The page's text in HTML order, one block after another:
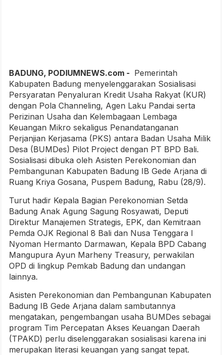
BADUNG, PODIUMNEWS.com - Pemerintah
Kabupaten Badung menyelenggarakan Sosialisasi
Persyaratan Penyaluran Kredit Usaha Rakyat (KUR)
dengan Pola Channeling, Agen Laku Pandai serta
Perizinan Usaha dan Kelembagaan Lembaga
Keuangan Mikro sekaligus Penandatanganan
Perjanjian Kerjasama (PKS) antara Badan Usaha Milik
Desa (BUMDes) Pilot Project dengan PT BPD Bali.
Sosialisasi dibuka oleh Asisten Perekonomian dan
Pembangunan Kabupaten Badung IB Gede Arjana di
Ruang Kriya Gosana, Puspem Badung, Rabu (28/9).
Turut hadir Kepala Bagian Perekonomian Setda
Badung Anak Agung Sagung Rosyawati, Deputi
Direktur Manajemen Strategis, EPK, dan Kemitraan
Pemda OJK Regional 8 Bali dan Nusa Tenggara I
Nyoman Hermanto Darmawan, Kepala BPD Cabang
Mangupura Ayun Marheny Treasury, perwakilan
OPD di lingkup Pemkab Badung dan undangan
lainnya.
Asisten Perekonomian dan Pembangunan Kabupaten
Badung IB Gede Arjana dalam sambutannya
mengatakan, pengembangan usaha BUMDes sebagai
program Tim Percepatan Akses Keuangan Daerah
(TPAKD) perlu diselenggarakan sosialisasi karena ini
merupakan literasi keuangan yang sangat tepat.